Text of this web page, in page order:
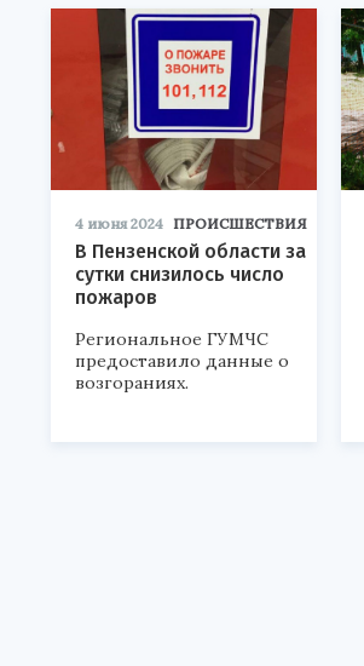
4 июня 2024 ПРОИСШЕСТВИЯ
В Пензенской области за
сутки снизилось число
пожаров
Региональное ГУМЧС
предоставило данные о
возгораниях.